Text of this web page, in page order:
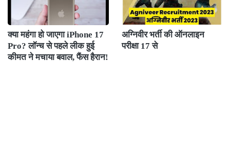
क्या महंगा हो जाएगा iPhone 17
Pro? लॉन्च से पहले लीक हुई
कीमत ने मचाया बवाल, फैंस हैरान!
अग्निवीर भर्ती की ऑनलाइन
परीक्षा 17 से